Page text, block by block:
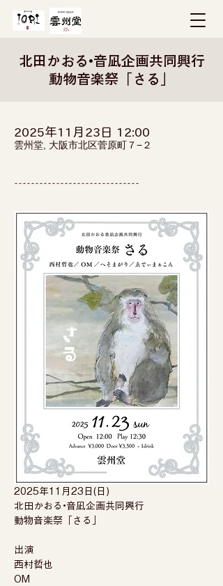
北田かおる•音凪企画共同興行
動物音楽祭「さる」
2025年11月23日 12:00
雲州堂, 大阪市北区菅原町７−２
------------------------------
2025年11月23日(日)
北田かおる•音凪企画共同興行
動物音楽祭「さる」
出演
西村哲也
OM